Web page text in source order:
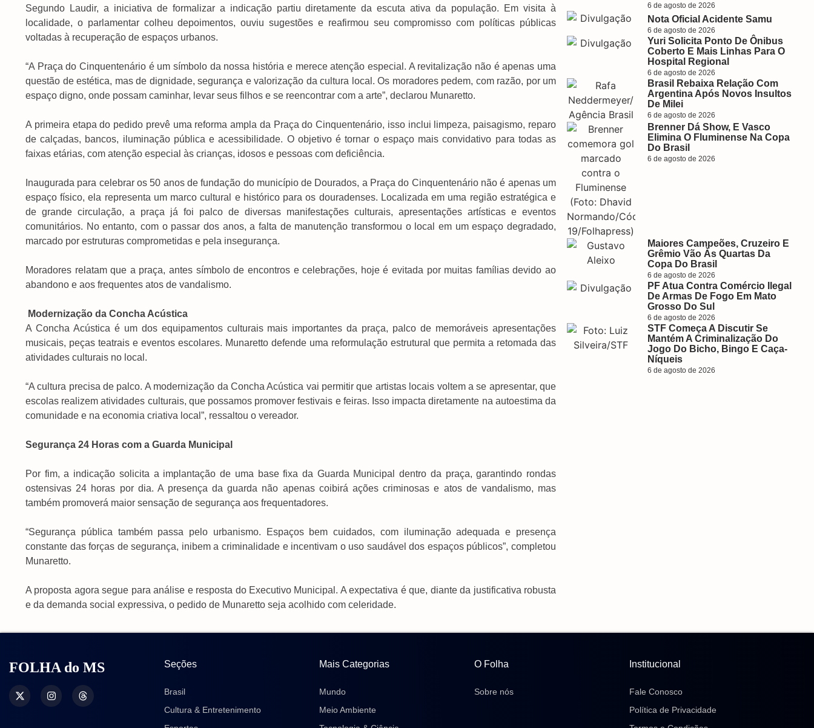
Segundo Laudir, a iniciativa de formalizar a indicação partiu diretamente da escuta ativa da população. Em visita à
localidade, o parlamentar colheu depoimentos, ouviu sugestões e reafirmou seu compromisso com políticas públicas
voltadas à recuperação de espaços urbanos.
“A Praça do Cinquentenário é um símbolo da nossa história e merece atenção especial. A revitalização não é apenas uma
questão de estética, mas de dignidade, segurança e valorização da cultura local. Os moradores pedem, com razão, por um
espaço digno, onde possam caminhar, levar seus filhos e se reencontrar com a arte”, declarou Munaretto.
A primeira etapa do pedido prevê uma reforma ampla da Praça do Cinquentenário, isso inclui limpeza, paisagismo, reparo
de calçadas, bancos, iluminação pública e acessibilidade. O objetivo é tornar o espaço mais convidativo para todas as
faixas etárias, com atenção especial às crianças, idosos e pessoas com deficiência.
Inaugurada para celebrar os 50 anos de fundação do município de Dourados, a Praça do Cinquentenário não é apenas um
espaço físico, ela representa um marco cultural e histórico para os douradenses. Localizada em uma região estratégica e
de grande circulação, a praça já foi palco de diversas manifestações culturais, apresentações artísticas e eventos
comunitários. No entanto, com o passar dos anos, a falta de manutenção transformou o local em um espaço degradado,
marcado por estruturas comprometidas e pela insegurança.
Moradores relatam que a praça, antes símbolo de encontros e celebrações, hoje é evitada por muitas famílias devido ao
abandono e aos frequentes atos de vandalismo.
Modernização da Concha Acústica
A Concha Acústica é um dos equipamentos culturais mais importantes da praça, palco de memoráveis apresentações
musicais, peças teatrais e eventos escolares. Munaretto defende uma reformulação estrutural que permita a retomada das
atividades culturais no local.
“A cultura precisa de palco. A modernização da Concha Acústica vai permitir que artistas locais voltem a se apresentar, que
escolas realizem atividades culturais, que possamos promover festivais e feiras. Isso impacta diretamente na autoestima da
comunidade e na economia criativa local”, ressaltou o vereador.
Segurança 24 Horas com a Guarda Municipal
Por fim, a indicação solicita a implantação de uma base fixa da Guarda Municipal dentro da praça, garantindo rondas
ostensivas 24 horas por dia. A presença da guarda não apenas coibirá ações criminosas e atos de vandalismo, mas
também promoverá maior sensação de segurança aos frequentadores.
“Segurança pública também passa pelo urbanismo. Espaços bem cuidados, com iluminação adequada e presença
constante das forças de segurança, inibem a criminalidade e incentivam o uso saudável dos espaços públicos”, completou
Munaretto.
A proposta agora segue para análise e resposta do Executivo Municipal. A expectativa é que, diante da justificativa robusta
e da demanda social expressiva, o pedido de Munaretto seja acolhido com celeridade.
6 de agosto de 2026
Nota Oficial Acidente Samu
6 de agosto de 2026
Yuri Solicita Ponto De Ônibus
Coberto E Mais Linhas Para O
Hospital Regional
6 de agosto de 2026
Brasil Rebaixa Relação Com
Argentina Após Novos Insultos
De Milei
6 de agosto de 2026
Brenner Dá Show, E Vasco
Elimina O Fluminense Na Copa
Do Brasil
6 de agosto de 2026
Maiores Campeões, Cruzeiro E
Grêmio Vão Às Quartas Da
Copa Do Brasil
6 de agosto de 2026
PF Atua Contra Comércio Ilegal
De Armas De Fogo Em Mato
Grosso Do Sul
6 de agosto de 2026
STF Começa A Discutir Se
Mantém A Criminalização Do
Jogo Do Bicho, Bingo E Caça-
Níqueis
6 de agosto de 2026
FOLHA do MS Seções
Brasil
Cultura & Entretenimento
Mais Categorias
Mundo
Meio Ambiente
O Folha
Sobre nós
Institucional
Fale Conosco
Política de Privacidade